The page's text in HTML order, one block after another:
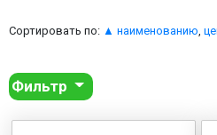
СТАЛЬНЫЕ ДВЕРИ
Сортировать по: ▲ наименованию
Фильтр